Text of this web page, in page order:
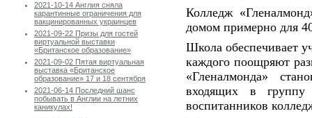
2021-10-14 Англия сняла
карантинные ограничения для
вакцинированных украинцев
2021-09-22 Призы для гостей
виртуальной выставки
«Британское образование»
2021-09-02 Пятая виртуальная
выставка «Британское
образование» 17 и 18 сентября
2021-06-14 Последний шанс
побывать в Англии на летних
каникулах!
Колледж
домом примерно для
Школа обеспечивает
каждого поощряют
«Гленалмонда»
входящих в
воспитанников